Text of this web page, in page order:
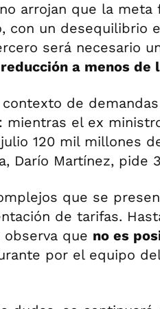
arrojan que la meta
un desequilibrio
será necesario
a menos de
de
mientras el ex
120 mil millones
Darío Martínez, pide
que se
de tarifas.
que no es
por el equipo